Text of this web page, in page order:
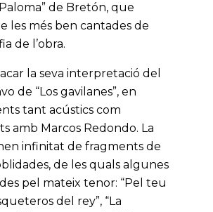
de Bretón, que
les més ben cantades de
de l’obra.
la seva interpretació del
de “Los gavilanes”, en
tant acústics com
amb Marcos Redondo. La
infinitat de fragments de
de les quals algunes
pel mateix tenor: “Pel teu
del rey”, “La